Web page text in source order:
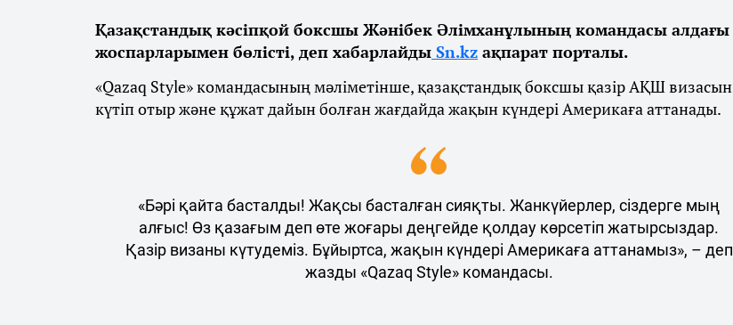
Қазақстандық кәсіпқой боксшы Жәнібек Әлімханұлының командасы алдағы
жоспарларымен бөлісті, деп хабарлайды Sn.kz ақпарат порталы.
«Qazaq Style» командасының мәліметінше, қазақстандық боксшы қазір АҚШ визасын
күтіп отыр және құжат дайын болған жағдайда жақын күндері Америкаға аттанады.
«Бәрі қайта басталды! Жақсы басталған сияқты. Жанкүйерлер, сіздерге мың
алғыс! Өз қазағым деп өте жоғары деңгейде қолдау көрсетіп жатырсыздар.
Қазір визаны күтудеміз. Бұйыртса, жақын күндері Америкаға аттанамыз», – деп
жазды «Qazaq Style» командасы.